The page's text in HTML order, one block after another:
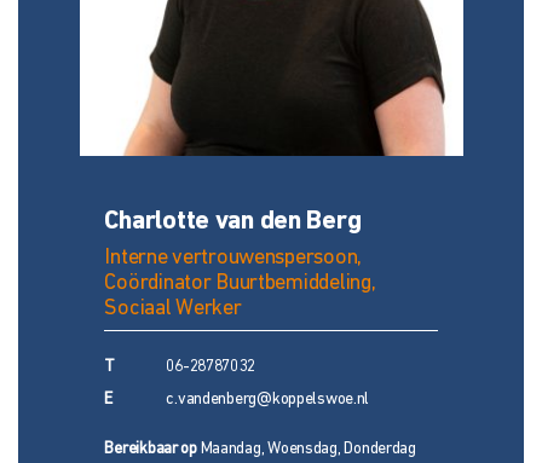
Charlotte van den Berg
Interne vertrouwenspersoon,
Coördinator Buurtbemiddeling,
Sociaal Werker
06-28787032
E c.vandenberg@koppelswoe.nl
Bereikbaar opMaandag, Woensdag, Donderdag